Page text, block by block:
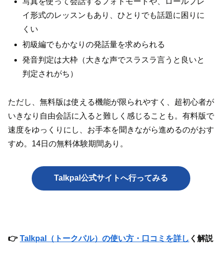
イ形式のレッスンもあり、ひとりでも話題に困りに
くい
初級編でもかなりの発話量を求められる
発音判定は大枠（大きな声でスラスラ言うと良いと
判定されがち）
ただし、無料版は使える機能が限られやすく、超初心者が
いきなり自由会話に入ると難しく感じることも。有料版で
速度をゆっくりにし、お手本を聞きながら進めるのがおす
すめ。14日の無料体験期間あり。
Talkpal公式サイトへ行ってみる
👉 Talkpal（トークパル）の使い方・口コミを詳し く解説